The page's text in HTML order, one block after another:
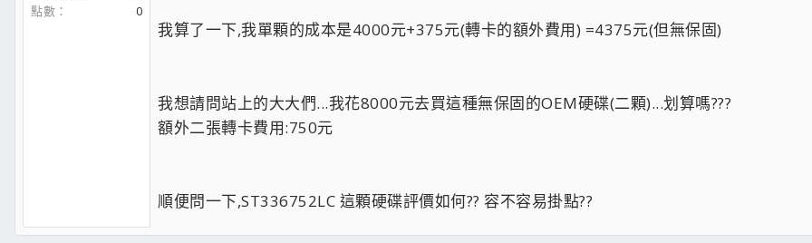
點數
0
我算了一下,我單顆的成本是4000元+375元(轉卡的額外費用) =4375元(但無保固)
我想請問站上的大大們...我花8000元去買這種無保固的OEM硬碟(二顆)...划算嗎???
額外二張轉卡費用:750元
順便問一下,ST336752LC 這顆硬碟評價如何?? 容不容易掛點??